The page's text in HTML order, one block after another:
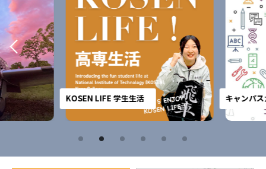
KOSEN LIFE 学生生活 キャンパス